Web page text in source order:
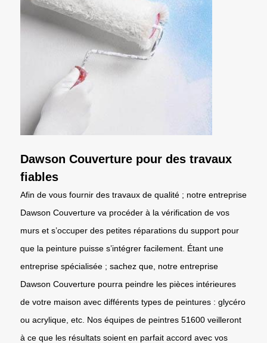
Dawson Couverture pour des travaux
fiables
Afin de vous fournir des travaux de qualité ; notre entreprise
Dawson Couverture va procéder à la vérification de vos
murs et s’occuper des petites réparations du support pour
que la peinture puisse s’intégrer facilement. Étant une
entreprise spécialisée ; sachez que, notre entreprise
Dawson Couverture pourra peindre les pièces intérieures
de votre maison avec différents types de peintures : glycéro
ou acrylique, etc. Nos équipes de peintres 51600 veilleront
à ce que les résultats soient en parfait accord avec vos